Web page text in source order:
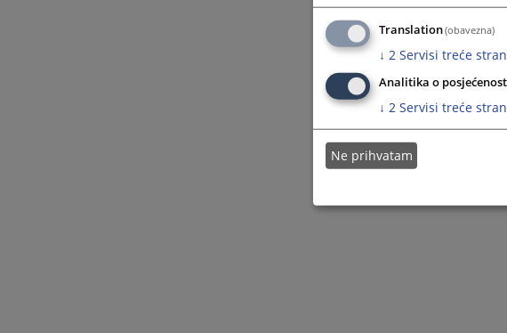
Translation(obavezna)
↓ 2 Servisi treće
Analitika o
↓ 2 Servisi treće
Ne prihvatam